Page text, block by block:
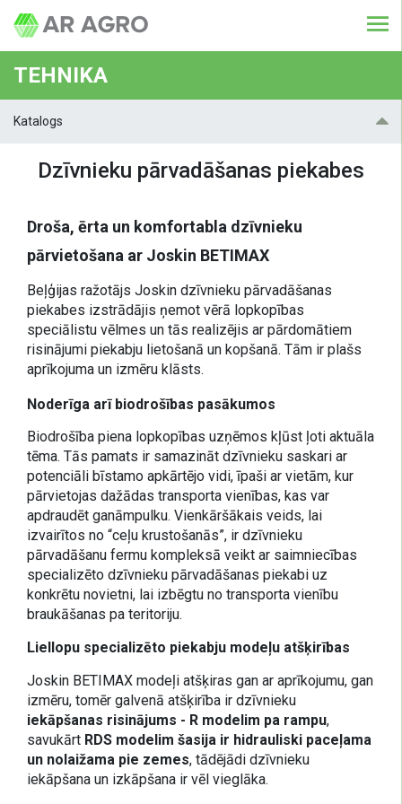
TEHNIKA
Katalogs
Dzīvnieku pārvadāšanas piekabes
Droša, ērta un komfortabla dzīvnieku
pārvietošana ar Joskin BETIMAX
Beļģijas ražotājs Joskin dzīvnieku pārvadāšanas
piekabes izstrādājis ņemot vērā lopkopības
speciālistu vēlmes un tās realizējis ar pārdomātiem
risinājumi piekabju lietošanā un kopšanā. Tām ir plašs
aprīkojuma un izmēru klāsts.
Noderīga arī biodrošības pasākumos
Biodrošība piena lopkopības uzņēmos kļūst ļoti aktuāla
tēma. Tās pamats ir samazināt dzīvnieku saskari ar
potenciāli bīstamo apkārtējo vidi, īpaši ar vietām, kur
pārvietojas dažādas transporta vienības, kas var
apdraudēt ganāmpulku. Vienkāršākais veids, lai
izvairītos no “ceļu krustošanās”, ir dzīvnieku
pārvadāšanu fermu kompleksā veikt ar saimniecības
specializēto dzīvnieku pārvadāšanas piekabi uz
konkrētu novietni, lai izbēgtu no transporta vienību
braukāšanas pa teritoriju.
Liellopu specializēto piekabju modeļu atšķirības
Joskin BETIMAX modeļi atšķiras gan ar aprīkojumu, gan
izmēru, tomēr galvenā atšķirība ir dzīvnieku
iekāpšanas risinājums - R modelim pa rampu,
savukārt RDS modelim šasija ir hidrauliski paceļama
un nolaižama pie zemes, tādējādi dzīvnieku
iekāpšana un izkāpšana ir vēl vieglāka.